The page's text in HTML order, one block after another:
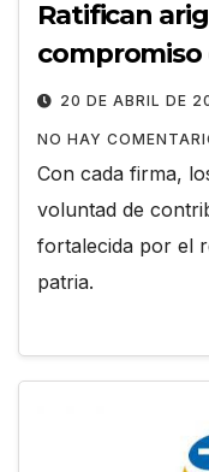
Ratifican
compromiso
20 DE ABRIL DE
NO HAY
Con cada firma,
voluntad de
fortalecida por el
patria.